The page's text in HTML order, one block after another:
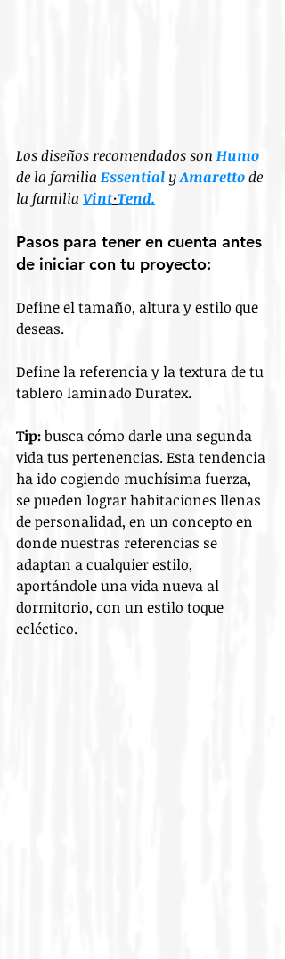
Los diseños recomendados son Humo
de la familia Essential y Amaretto de
la familia Vint·Tend.
Pasos para tener en cuenta antes
de iniciar con tu proyecto:
Define el tamaño, altura y estilo que
deseas.
Define la referencia y la textura de tu
tablero laminado Duratex.
Tip: busca cómo darle una segunda
vida tus pertenencias. Esta tendencia
ha ido cogiendo muchísima fuerza,
se pueden lograr habitaciones llenas
de personalidad, en un concepto en
donde nuestras referencias se
adaptan a cualquier estilo,
aportándole una vida nueva al
dormitorio, con un estilo toque
ecléctico.